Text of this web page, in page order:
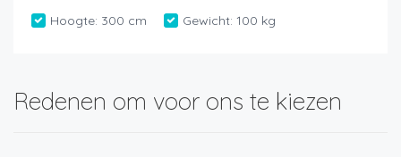
Hoogte: 300 cm Gewicht: 100 kg
Redenen om voor ons te kiezen